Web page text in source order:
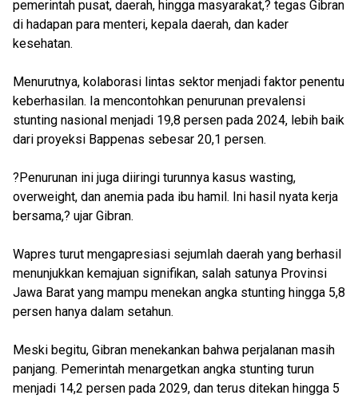
pemerintah pusat, daerah, hingga masyarakat,? tegas Gibran
di hadapan para menteri, kepala daerah, dan kader
kesehatan.
Menurutnya, kolaborasi lintas sektor menjadi faktor penentu
keberhasilan. Ia mencontohkan penurunan prevalensi
stunting nasional menjadi 19,8 persen pada 2024, lebih baik
dari proyeksi Bappenas sebesar 20,1 persen.
?Penurunan ini juga diiringi turunnya kasus wasting,
overweight, dan anemia pada ibu hamil. Ini hasil nyata kerja
bersama,? ujar Gibran.
Wapres turut mengapresiasi sejumlah daerah yang berhasil
menunjukkan kemajuan signifikan, salah satunya Provinsi
Jawa Barat yang mampu menekan angka stunting hingga 5,8
persen hanya dalam setahun.
Meski begitu, Gibran menekankan bahwa perjalanan masih
panjang. Pemerintah menargetkan angka stunting turun
menjadi 14,2 persen pada 2029, dan terus ditekan hingga 5